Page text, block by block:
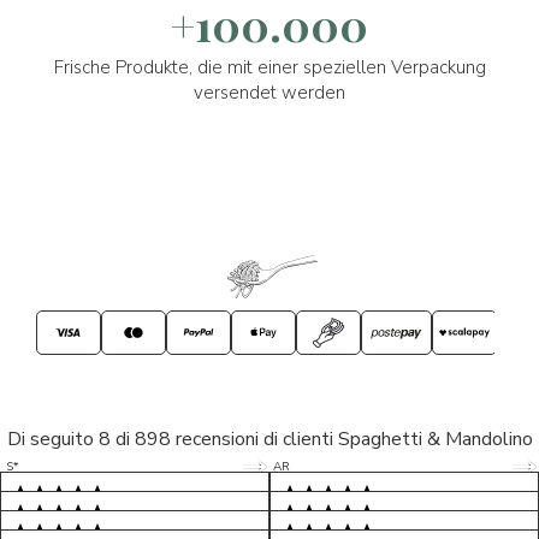
+100.000
Frische Produkte, die mit einer speziellen Verpackung
versendet werden
Di seguito 8 di 898 recensioni di clienti Spaghetti & Mandolino
S* 5/5
Tutto ok. Consegna celere , pacco
LP 5/5
M* 5/5
MC 5/5
AR 5/5
esperienza sicuramente positiva,
D* 5/5
S* 5/5